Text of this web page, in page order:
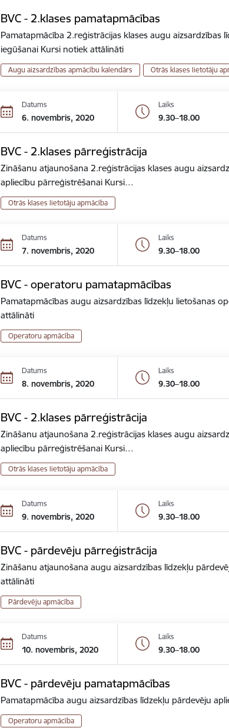
BVC - 2.klases pamatapmācības
Pamatapmācība 2.reģistrācijas klases augu aizsardzības
iegūšanai Kursi notiek attālināti
Augu aizsardzības apmācību kalendārs Otrās klases lietotāju
Datums
6. novembris, 2020
Laiks
9.30–18.00
BVC - 2.klases pārreģistrācija
Zināšanu atjaunošana 2.reģistrācijas klases augu
apliecību pārreģistrēšanai Kursi…
Otrās klases lietotāju apmācība
Datums
7. novembris, 2020
Laiks
9.30–18.00
BVC - operatoru pamatapmācības
Pamatapmācības augu aizsardzības līdzekļu lietošanas
attālināti
Operatoru apmācība
Datums
8. novembris, 2020
Laiks
9.30–18.00
BVC - 2.klases pārreģistrācija
Zināšanu atjaunošana 2.reģistrācijas klases augu
apliecību pārreģistrēšanai Kursi…
Otrās klases lietotāju apmācība
Datums
9. novembris, 2020
Laiks
9.30–18.00
BVC - pārdevēju pārreģistrācija
Zināšanu atjaunošana augu aizsardzības līdzekļu
attālināti
Pārdevēju apmācība
Datums
10. novembris, 2020
Laiks
9.30–18.00
BVC - pārdevēju pamatapmācības
Pamatapmācība augu aizsardzības līdzekļu pārdevēju
Operatoru apmācība